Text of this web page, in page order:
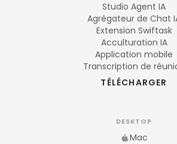
Studio Agent IA
Agrégateur de Chat
Extension Swiftask
Acculturation IA
Application mobile
Transcription de
TÉLÉCHARGER
DESKTOP
Mac